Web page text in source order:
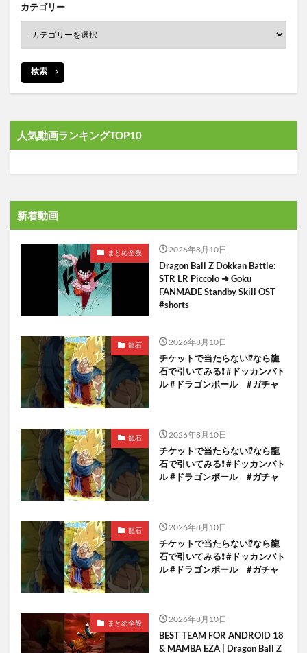
カテゴリー
検索
人気動画ランキングTOP10
新着動画
まとめ全般 2026年8月10日
Dragon Ball Z Dokkan Battle:
STR LR Piccolo ➜ Goku
FANMADE Standby Skill OST
#shorts
龍石 2026年8月10日
チケットで当たらない⁉️なら龍
石で引いてみる❗️ #ドッカンバト
ル #ドラゴンボール #ガチャ
龍石 2026年8月10日
チケットで当たらない⁉️なら龍
石で引いてみる❗️ #ドッカンバト
ル #ドラゴンボール #ガチャ
龍石 2026年8月10日
チケットで当たらない⁉️なら龍
石で引いてみる❗️ #ドッカンバト
ル #ドラゴンボール #ガチャ
まとめ全般 2026年8月10日
BEST TEAM FOR ANDROID 18
& MAMBA EZA | Dragon Ball Z